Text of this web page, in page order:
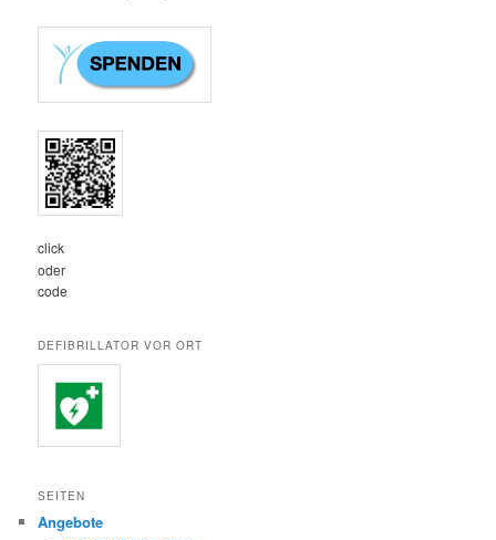
click
oder
code
DEFIBRILLATOR VOR ORT
SEITEN
Angebote